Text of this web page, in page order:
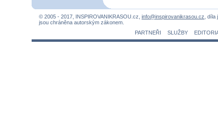
© 2005 - 2017, INSPIROVANIKRASOU.cz, info@inspirovanikrasou.cz ,
jsou chráněna autorským zákonem.
PARTNEŘI
SLUŽBY